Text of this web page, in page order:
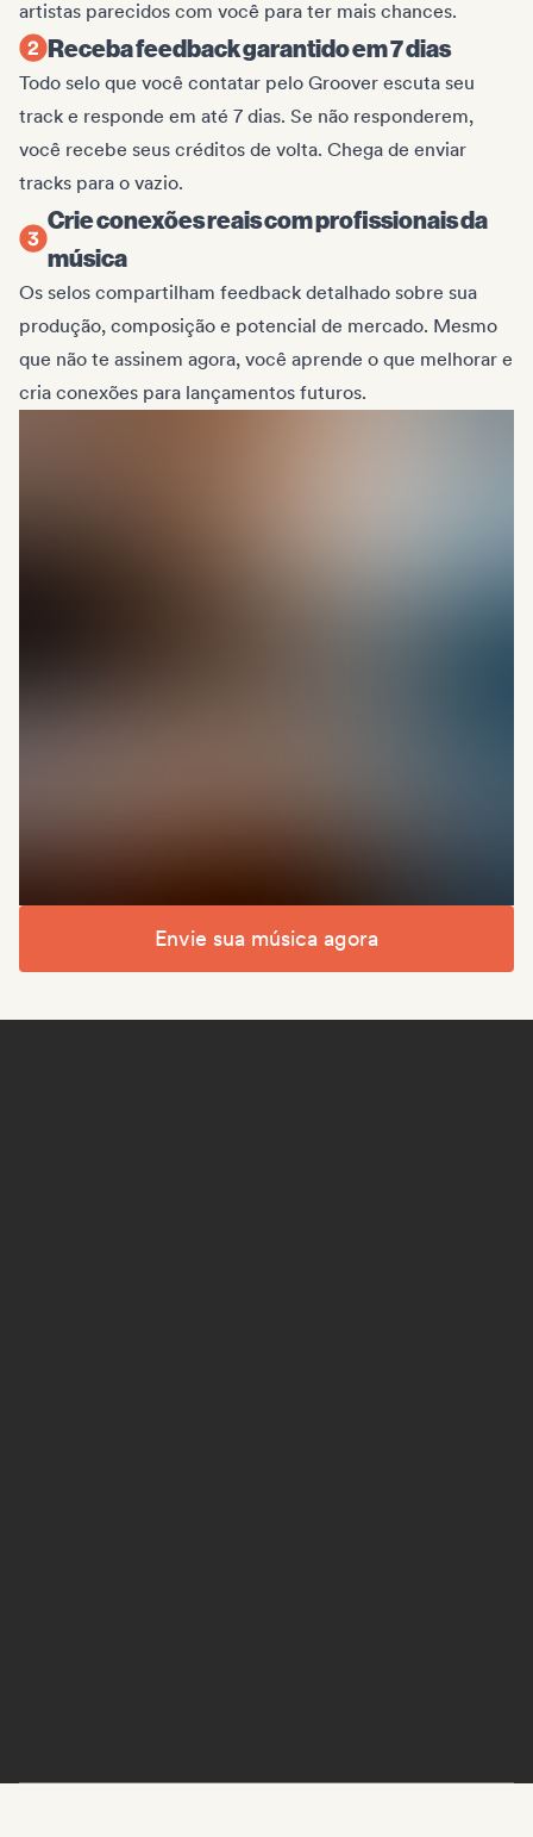
artistas parecidos com você para ter mais chances.
Receba feedback garantido em 7 dias
Todo selo que você contatar pelo Groover escuta seu
track e responde em até 7 dias. Se não responderem,
você recebe seus créditos de volta. Chega de enviar
tracks para o vazio.
Crie conexões reais com profissionais da
música
Os selos compartilham feedback detalhado sobre sua
produção, composição e potencial de mercado. Mesmo
que não te assinem agora, você aprende o que melhorar e
cria conexões para lançamentos futuros.
Envie sua música agora